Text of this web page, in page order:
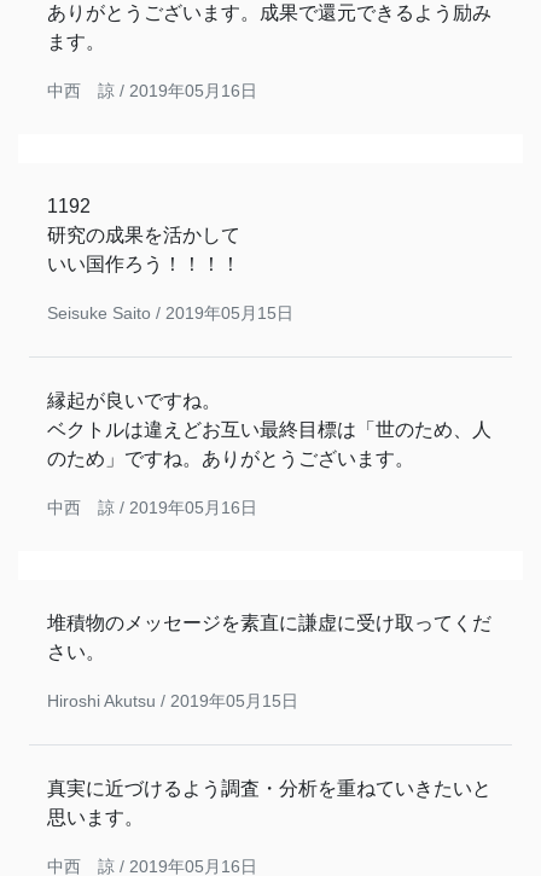
ありがとうございます。成果で還元できるよう励み
ます。
中西 諒 / 2019年05月16日
1192
研究の成果を活かして
いい国作ろう！！！！
Seisuke Saito / 2019年05月15日
縁起が良いですね。
ベクトルは違えどお互い最終目標は「世のため、人
のため」ですね。ありがとうございます。
中西 諒 / 2019年05月16日
堆積物のメッセージを素直に謙虚に受け取ってくだ
さい。
Hiroshi Akutsu / 2019年05月15日
真実に近づけるよう調査・分析を重ねていきたいと
思います。
中西 諒 / 2019年05月16日